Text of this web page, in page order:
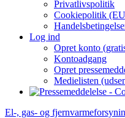
Privatlivspolitik
Cookiepolitik
Log ind
Opret konto
Kontoadgang
Opret
Medielisten
El-, gas- og